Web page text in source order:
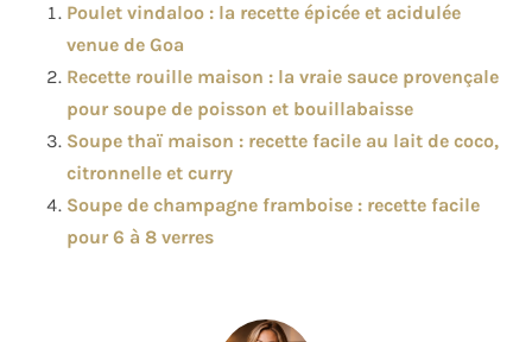
Poulet vindaloo : la recette épicée et acidulée
venue de Goa
Recette rouille maison : la vraie sauce provençale
pour soupe de poisson et bouillabaisse
Soupe thaï maison : recette facile au lait de coco,
citronnelle et curry
Soupe de champagne framboise : recette facile
pour 6 à 8 verres